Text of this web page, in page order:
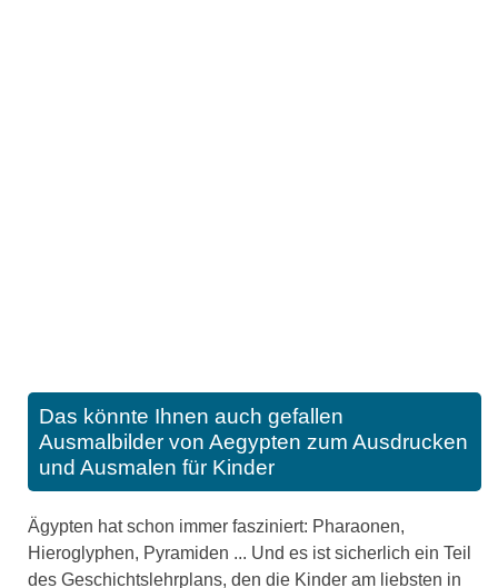
Das könnte Ihnen auch gefallen
Ausmalbilder von Aegypten zum Ausdrucken
und Ausmalen für Kinder
Ägypten hat schon immer fasziniert: Pharaonen,
Hieroglyphen, Pyramiden ... Und es ist sicherlich ein Teil
des Geschichtslehrplans, den die Kinder am liebsten in